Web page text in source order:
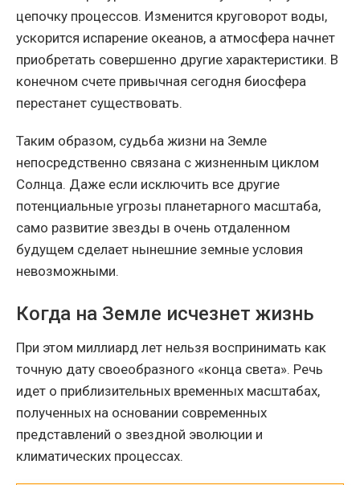
цепочку процессов. Изменится круговорот воды,
ускорится испарение океанов, а атмосфера начнет
приобретать совершенно другие характеристики. В
конечном счете привычная сегодня биосфера
перестанет существовать.
Таким образом, судьба жизни на Земле
непосредственно связана с жизненным циклом
Солнца. Даже если исключить все другие
потенциальные угрозы планетарного масштаба,
само развитие звезды в очень отдаленном
будущем сделает нынешние земные условия
невозможными.
Когда на Земле исчезнет жизнь
При этом миллиард лет нельзя воспринимать как
точную дату своеобразного «конца света». Речь
идет о приблизительных временных масштабах,
полученных на основании современных
представлений о звездной эволюции и
климатических процессах.